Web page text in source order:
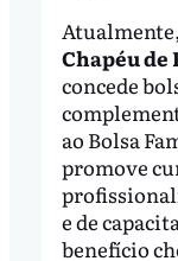
Chapéu de
concede
ao Bolsa
promove
e de
benefício